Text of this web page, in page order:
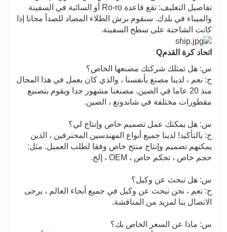
تفاصيل التغليف: تقع قاعدة Ro-ro أو السائبة في السفينة
والميناء في بلدك. سنقوم برش الطلاء المضاد للصدأ مجانا إذا
كانت الشاحنة على سطح السفينة.
اتحاد كرة القدمQ
س: هل تمتلك شركتك مصنعها الخاص؟
ج: نعم ، لدينا مصنع بأنفسنا ، والذي كان يعمل في هذا المجال
منذ 20 عاما في الصين. مصنعنا مشهور جدا ويقوم بتصنيع
مقطورات مختلفة في شاندونغ ، الصين.
س: هل يمكنك عمل تصميم خاص وإنتاج لي؟
ج: بالتأكيد! لدينا جميع أنواع المهندسين المحترفين ، الذين
يمكنهم تصميم وإنتاج منتج خاص وفقا لطلب العميل. مثل:
حجم خاص ، تحكم خاص ، OEM ، إلخ.
س: هل تبحث عن وكيل؟
ج: نعم ، نحن نبحث عن وكيل في جميع أنحاء العالم ، يرجى
الاتصال بنا لمزيد من المناقشة.
س: ماذا عن السعر الخاص بك؟